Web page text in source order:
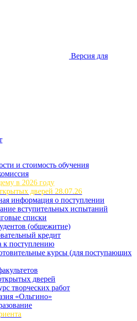
Версия для
и стоимость обучения
в 2026 году
дверей 28.07.26
информация о поступлении
вступительных испытаний
списки
(общежитие)
кредит
к поступлению
курсы (для поступающих
дверей
творческих работ
«Ольгино»